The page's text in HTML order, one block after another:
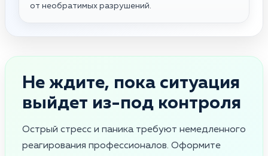
от необратимых разрушений.
Не ждите, пока ситуация
выйдет из-под контроля
Острый стресс и паника требуют немедленного
реагирования профессионалов. Оформите